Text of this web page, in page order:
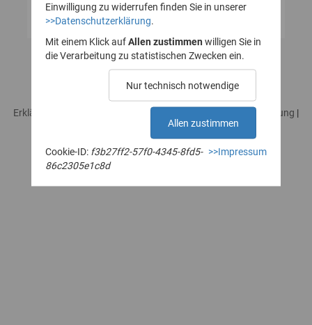
Erklärung zur Barrierefreiheit Impressum Datenschutzerklärung |
Rechtliches / Nutzungsbedingungen |Sicherheitshinweise
Einwilligung zu widerrufen finden Sie in unserer
>>Datenschutzerklärung.
Mit einem Klick aufAllen zustimmen willigen Sie in
die Verarbeitung zu statistischen Zwecken ein.
Nur technisch notwendige
Allen zustimmen
Cookie-ID: f3b27ff2-57f0-4345-8fd5-
86c2305e1c8d
>>Impressum